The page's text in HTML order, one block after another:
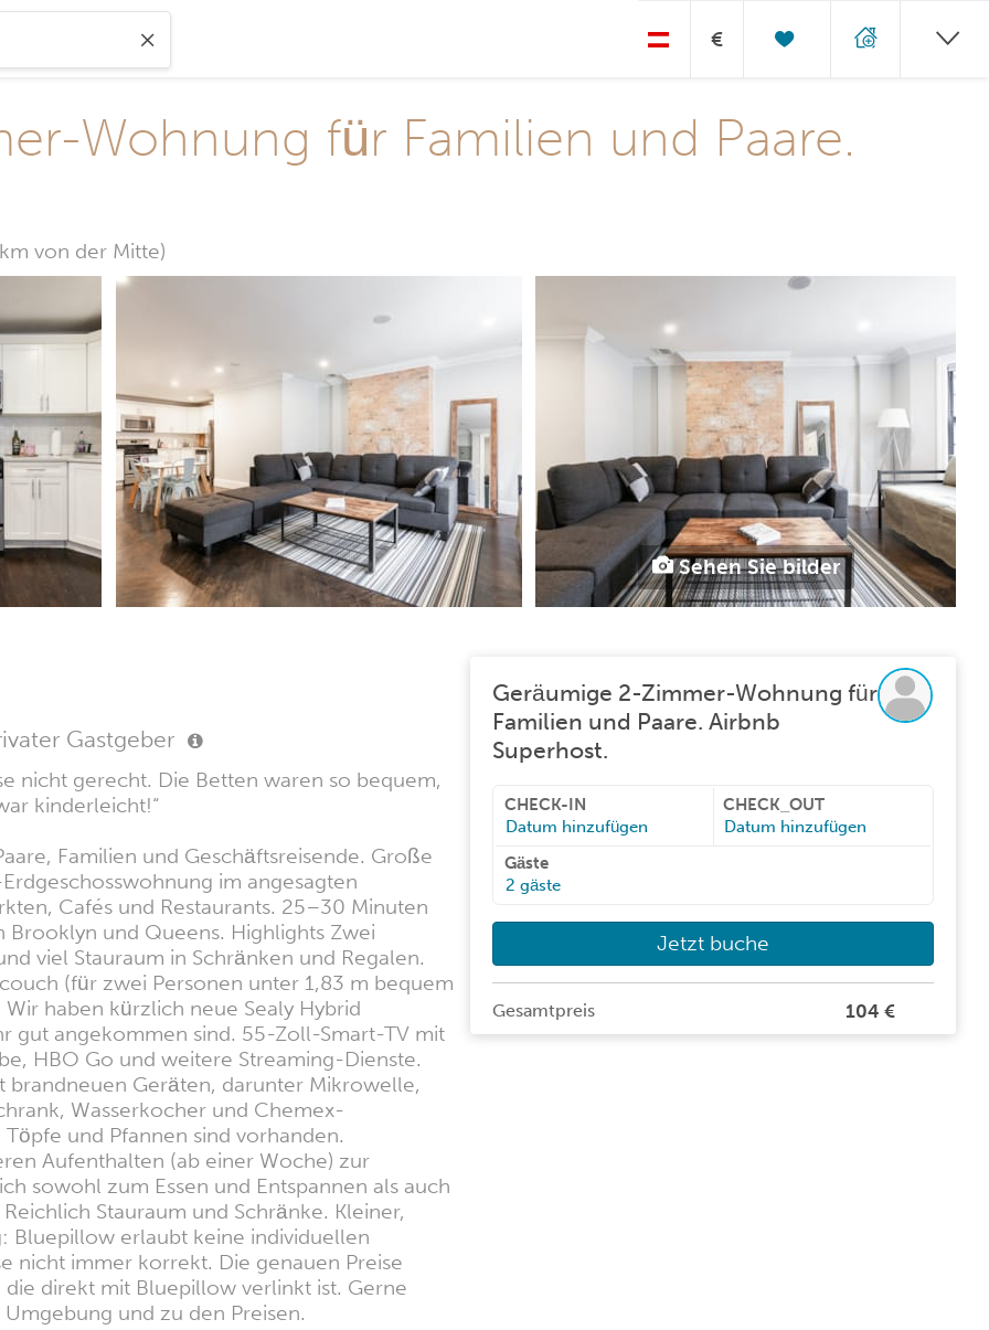
€
Wohnung für Familien und Paare.
von der Mitte)
Sehen Sie bilder
Gastgeber
nicht gerecht. Die Betten waren so bequem,
kinderleicht!“
Familien und Geschäftsreisende. Große
im angesagten
Cafés und Restaurants. 25–30 Minuten
Brooklyn und Queens. Highlights Zwei
viel Stauraum in Schränken und Regalen.
(für zwei Personen unter 1,83 m bequem
haben kürzlich neue Sealy Hybrid
gut angekommen sind. 55-Zoll-Smart-TV mit
HBO Go und weitere Streaming-Dienste.
brandneuen Geräten, darunter Mikrowelle,
Wasserkocher und Chemex-
und Pfannen sind vorhanden.
Aufenthalten (ab einer Woche) zur
sowohl zum Essen und Entspannen als auch
Stauraum und Schränke. Kleiner,
Bluepillow erlaubt keine individuellen
nicht immer korrekt. Die genauen Preise
direkt mit Bluepillow verlinkt ist. Gerne
und zu den Preisen.
Geräumige 2-Zimmer-Wohnung für
Familien und Paare. Airbnb
Superhost.
CHECK-IN
Datum hinzufügen
CHECK_OUT
Datum hinzufügen
Gäste
2 gäste
Jetzt buche
Gesamtpreis 104 €